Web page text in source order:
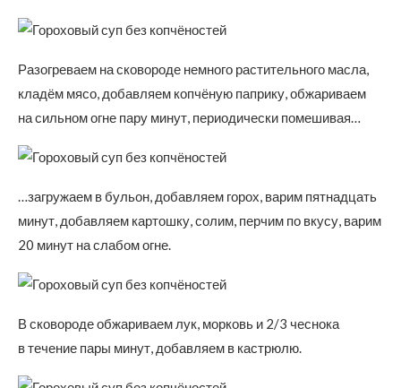
Разогреваем на сковороде немного растительного масла,
кладём мясо, добавляем копчёную паприку, обжариваем
на сильном огне пару минут, периодически помешивая…
…загружаем в бульон, добавляем горох, варим пятнадцать
минут, добавляем картошку, солим, перчим по вкусу, варим
20 минут на слабом огне.
В сковороде обжариваем лук, морковь и 2/3 чеснока
в течение пары минут, добавляем в кастрюлю.